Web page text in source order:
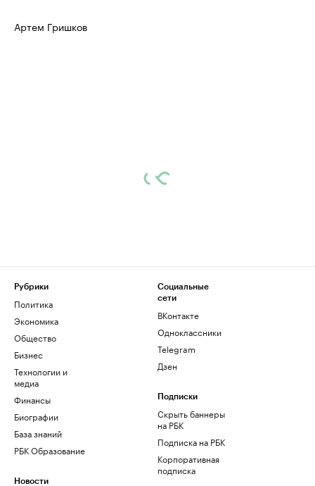
Артем Гришков
Рубрики
Политика
Экономика
Общество
Бизнес
Технологии и
медиа
Финансы
Биографии
База знаний
РБК Образование
Новости
Социальные
сети
ВКонтакте
Одноклассники
Telegram
Дзен
Подписки
Скрыть баннеры
на РБК
Подписка на РБК
Корпоративная
подписка